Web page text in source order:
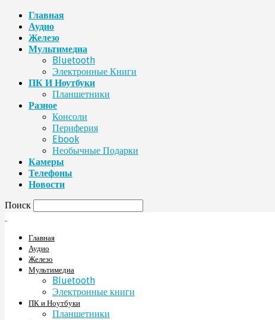
Главная
Аудио
Железо
Мультимедиа
Bluetooth
Электронные Книги
ПК И Ноутбуки
Планшетники
Разное
Консоли
Периферия
Ebook
Необычные Подарки
Камеры
Телефоны
Новости
Поиск
Главная
Аудио
Железо
Мультимедиа
Bluetooth
Электронные книги
ПК и Ноутбуки
Планшетники